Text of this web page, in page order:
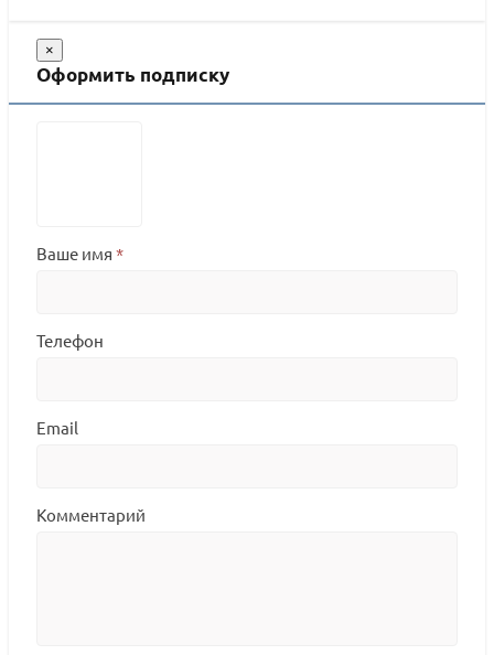
×
Оформить подписку
Ваше имя *
Телефон
Email
Комментарий